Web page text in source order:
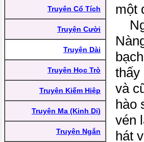
Truyện Cổ Tích
Truyện Cười
Truyện Dài
Truyện Học Trò
Truyện Kiếm Hiệp
Truyện Ma (Kinh Dị)
Truyện Ngắn
một
thấy
và
hào
vén
hát